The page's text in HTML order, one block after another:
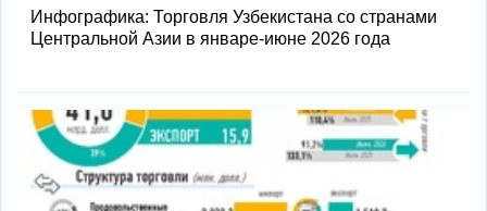
Инфографика: Торговля Узбекистана со странами
Центральной Азии в январе-июне 2026 года